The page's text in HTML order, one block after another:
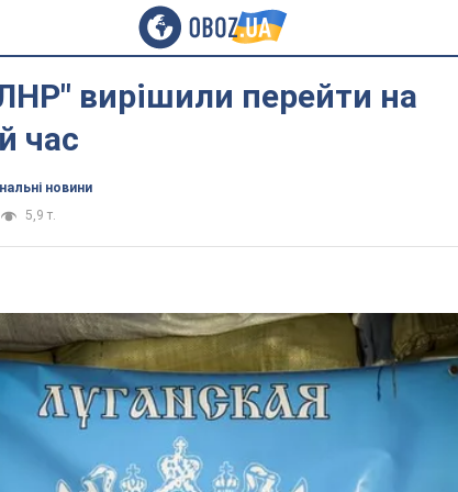
вирішили перейти на
час
новини
5,9 т.